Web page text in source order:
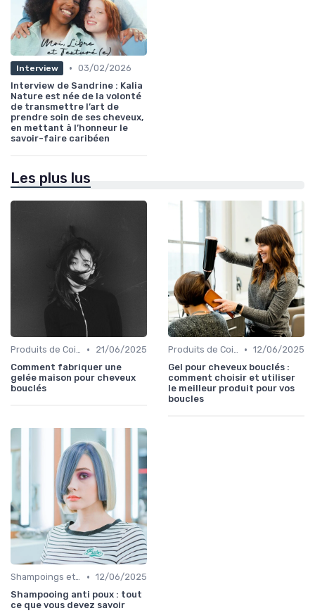
Interview • 03/02/2026
Interview de Sandrine : Kalia
Nature est née de la volonté
de transmettre l’art de
prendre soin de ses cheveux,
en mettant à l’honneur le
savoir-faire caribéen
Les plus lus
Produits de Coiffage •
21/06/2025
Comment fabriquer une
gelée maison pour cheveux
bouclés
Produits de Coiffage • 12/06/2025
Gel pour cheveux bouclés :
comment choisir et utiliser
le meilleur produit pour vos
boucles
Shampoings et Après-Shampoings • 12/06/2025
Shampooing anti poux : tout
ce que vous devez savoir